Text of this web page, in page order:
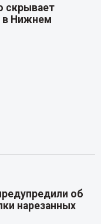
скрывает
в Нижнем
об
нарезанных